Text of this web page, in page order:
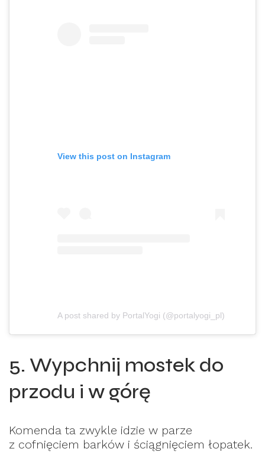
View this post on Instagram
A post shared by PortalYogi (@portalyogi_pl)
5. Wypchnij mostek do
przodu i w górę
Komenda ta zwykle idzie w parze
z cofnięciem barków i ściągnięciem łopatek.